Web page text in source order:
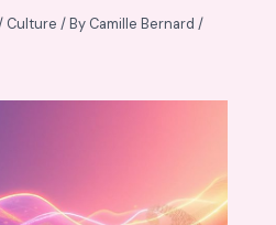
Culture / By Camille Bernard/